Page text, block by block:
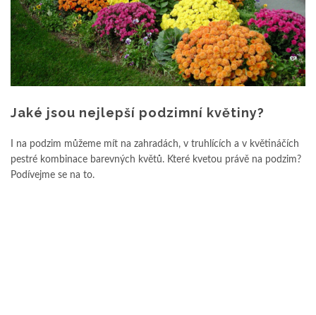
Jaké jsou nejlepší podzimní květiny?
I na podzim můžeme mít na zahradách, v truhlících a v květináčích
pestré kombinace barevných květů. Které kvetou právě na podzim?
Podívejme se na to.